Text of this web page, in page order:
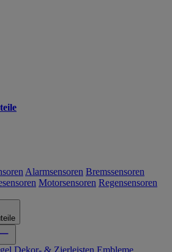
Alarmsensoren Bremssensoren
Motorsensoren Regensensoren
Dekor- & Zierleisten Embleme